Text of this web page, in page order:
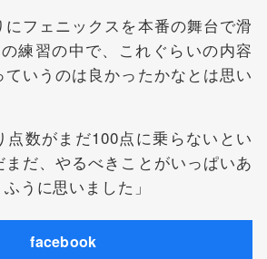
フェニックスを本番の舞台で滑
練習の中で、これぐらいの内容
いうのは良かったかなとは思い
数がまだ100点に乗らないとい
まだ、やるべきことがいっぱいあ
うに思いました」
facebook